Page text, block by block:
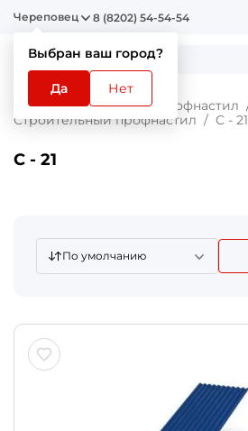
Череповец
Выбран ваш город?
Да Нет
8 (8202) 54-54-54
Главная Каталог
Профнастил
Строительный профнастил
C - 21
C - 21
По умолчанию